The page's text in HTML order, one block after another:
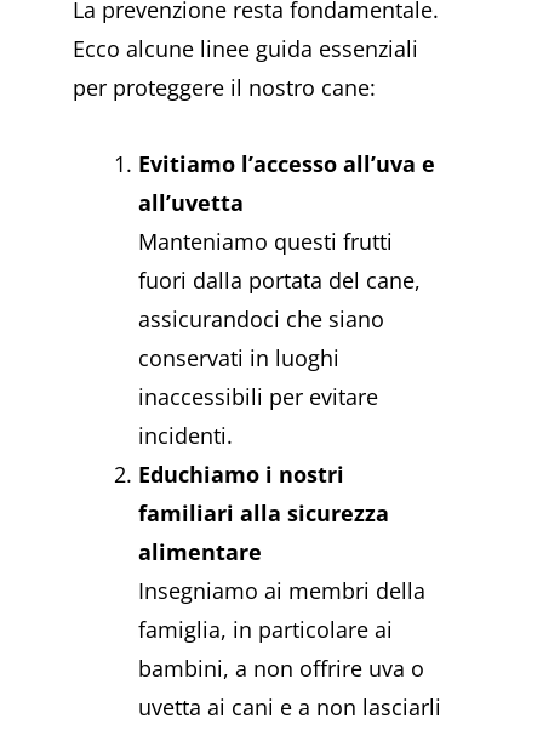
La prevenzione resta fondamentale.
Ecco alcune linee guida essenziali
per proteggere il nostro cane:
Evitiamo l’accesso all’uva e
all’uvetta
Manteniamo questi frutti
fuori dalla portata del cane,
assicurandoci che siano
conservati in luoghi
inaccessibili per evitare
incidenti.
Educhiamo i nostri
familiari alla sicurezza
alimentare
Insegniamo ai membri della
famiglia, in particolare ai
bambini, a non offrire uva o
uvetta ai cani e a non lasciarli